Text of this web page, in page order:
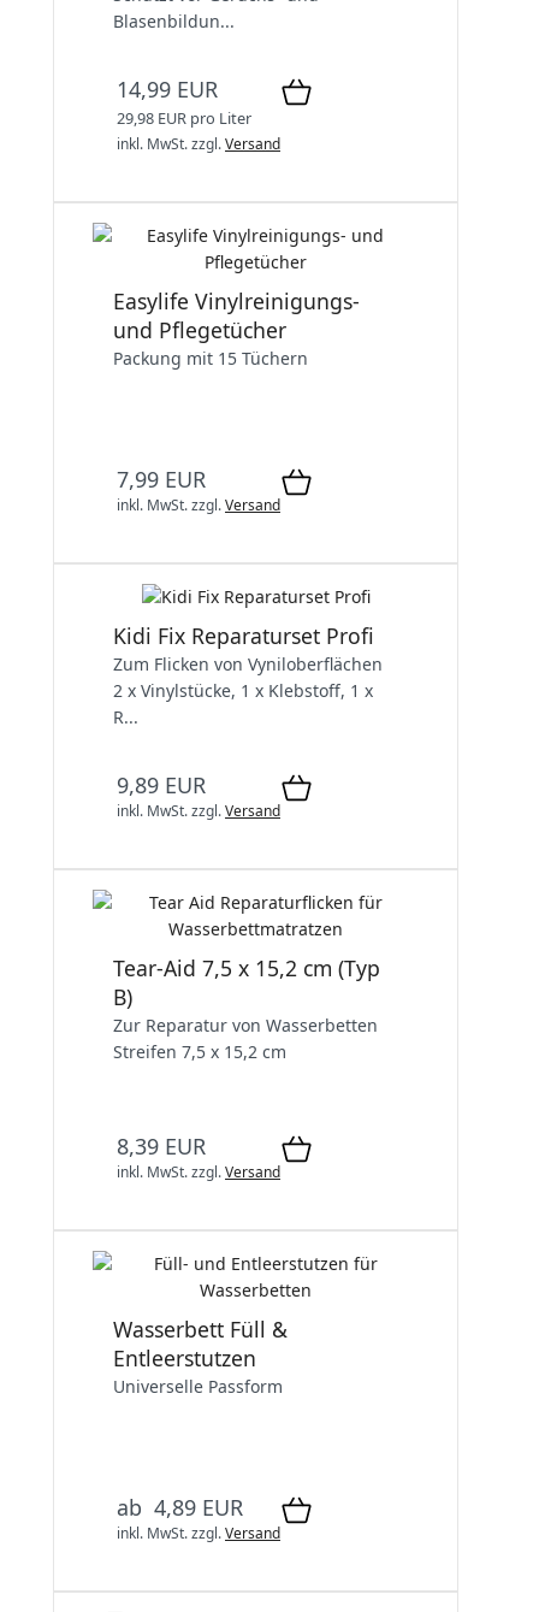
Blasenbildun...
14,99 EUR
29,98 EUR pro Liter
inkl. MwSt.zzgl.Versand
Easylife Vinylreinigungs-
und Pflegetücher
Packung mit 15 Tüchern
7,99 EUR
inkl. MwSt.zzgl.Versand
Kidi Fix Reparaturset Profi
Zum Flicken von Vyniloberflächen
2 x Vinylstücke, 1 x Klebstoff, 1 x
R...
9,89 EUR
inkl. MwSt.zzgl.Versand
Tear-Aid 7,5 x 15,2 cm (Typ
B)
Zur Reparatur von Wasserbetten
Streifen 7,5 x 15,2 cm
8,39 EUR
inkl. MwSt.zzgl.Versand
Wasserbett Füll &
Entleerstutzen
Universelle Passform
ab 4,89 EUR
inkl. MwSt.zzgl.Versand